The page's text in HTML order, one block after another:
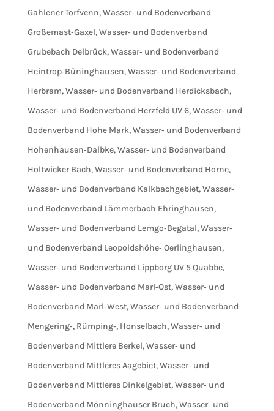
Gahlener Torfvenn,Wasser‐ und Bodenverband
Großemast‐Gaxel,Wasser‐ und Bodenverband
Grubebach Delbrück,Wasser‐ und Bodenverband
Heintrop‐Büninghausen,Wasser‐ und Bodenverband
Herbram,Wasser‐ und Bodenverband Herdicksbach,
Wasser‐ und Bodenverband Herzfeld UV 6,Wasser‐ und
Bodenverband Hohe Mark,Wasser‐ und Bodenverband
Hohenhausen‐Dalbke,Wasser‐ und Bodenverband
Holtwicker Bach,Wasser‐ und Bodenverband Horne,
Wasser‐ und Bodenverband Kalkbachgebiet,Wasser‐
und Bodenverband Lämmerbach Ehringhausen,
Wasser‐ und Bodenverband Lemgo‐Begatal,Wasser‐
und Bodenverband Leopoldshöhe‐ Oerlinghausen,
Wasser‐ und Bodenverband Lippborg UV 5 Quabbe,
Wasser‐ und Bodenverband Marl‐Ost,Wasser‐ und
Bodenverband Marl‐West,Wasser‐ und Bodenverband
Mengering‐, Rümping‐, Honselbach,Wasser‐ und
Bodenverband Mittlere Berkel,Wasser‐ und
Bodenverband Mittleres Aagebiet,Wasser‐ und
Bodenverband Mittleres Dinkelgebiet,Wasser‐ und
Bodenverband Mönninghauser Bruch,Wasser‐ und